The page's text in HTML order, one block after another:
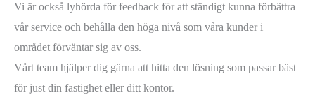
Vi är också lyhörda för feedback för att ständigt kunna förbättra
vår service och behålla den höga nivå som våra kunder i
området förväntar sig av oss.
Vårt team hjälper dig gärna att hitta den lösning som passar bäst
för just din fastighet eller ditt kontor.